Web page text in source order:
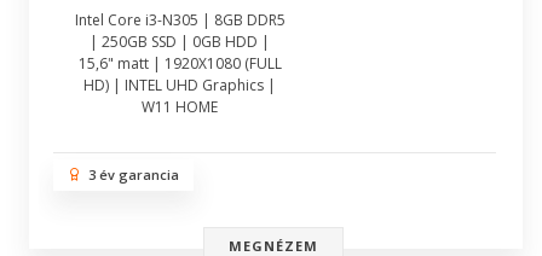
Intel Core i3-N305 | 8GB DDR5
| 250GB SSD | 0GB HDD |
15,6" matt | 1920X1080 (FULL
HD) | INTEL UHD Graphics |
W11 HOME
3 év garancia
MEGNÉZEM